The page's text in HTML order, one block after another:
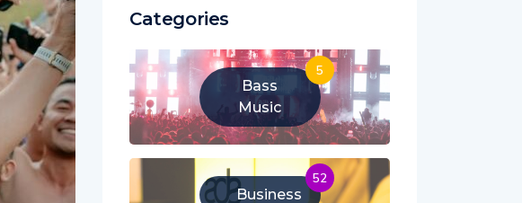
Categories
Bass
Music
5
Business
52